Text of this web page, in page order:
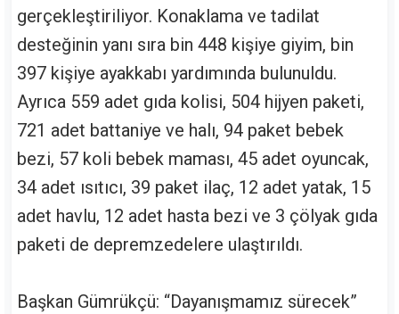
gerçekleştiriliyor. Konaklama ve tadilat
desteğinin yanı sıra bin 448 kişiye giyim, bin
397 kişiye ayakkabı yardımında bulunuldu.
Ayrıca 559 adet gıda kolisi, 504 hijyen paketi,
721 adet battaniye ve halı, 94 paket bebek
bezi, 57 koli bebek maması, 45 adet oyuncak,
34 adet ısıtıcı, 39 paket ilaç, 12 adet yatak, 15
adet havlu, 12 adet hasta bezi ve 3 çölyak gıda
paketi de depremzedelere ulaştırıldı.
Başkan Gümrükçü: “Dayanışmamız sürecek”